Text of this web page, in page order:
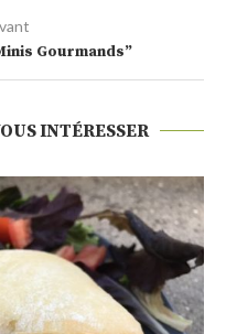
Gourmands”
INTÉRESSER